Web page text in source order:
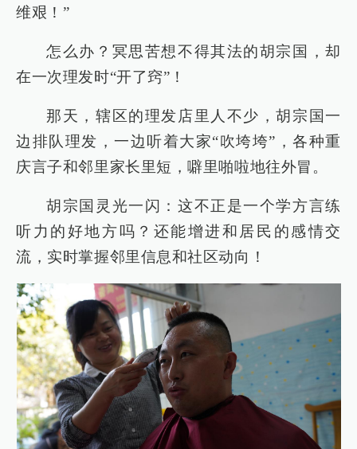
维艰！”
怎么办？冥思苦想不得其法的胡宗国，却
在一次理发时“开了窍”！
那天，辖区的理发店里人不少，胡宗国一
边排队理发，一边听着大家“吹垮垮”，各种重
庆言子和邻里家长里短，噼里啪啦地往外冒。
胡宗国灵光一闪：这不正是一个学方言练
听力的好地方吗？还能增进和居民的感情交
流，实时掌握邻里信息和社区动向！